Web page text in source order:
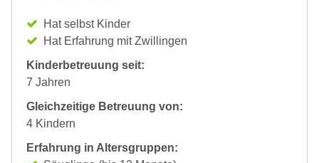
Hat selbst Kinder
Hat Erfahrung mit Zwillingen
Kinderbetreuung seit:
7 Jahren
Gleichzeitige Betreuung von:
4 Kindern
Erfahrung in Altersgruppen: